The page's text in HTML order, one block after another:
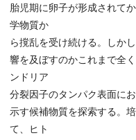
胎児期に卵子が形成されて
学物質か
ら撹乱を受け続ける。しか
響を及ぼすのかこれまで全
ンドリア
分裂因子のタンパク表面に
示す候補物質を探索する。
て、ヒト